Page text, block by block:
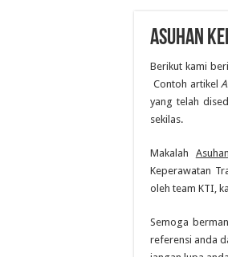
Asuhan
Berikut kami
Contoh artikel
yang telah
sekilas.
Makalah
Keperawatan
oleh team KTI,
Semoga
referensi anda